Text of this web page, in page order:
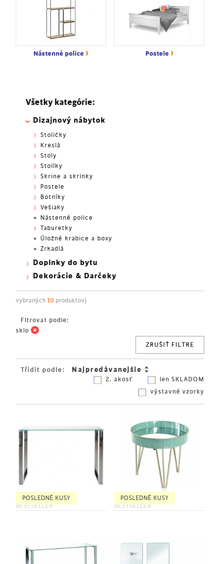
Nástenné police › Postele ›
Všetky kategórie:
Dizajnový nábytok
Stoličky
Kreslá
Stoly
Stolíky
Skrine a skrinky
Postele
Botníky
Vešiaky
Nástenné police
Taburetky
Úložné krabice a boxy
Zrkadlá
Doplnky do bytu
Dekorácie & Darčeky
vybraných 10 produktov)
Fitrovat podle:
sklo
ZRUŠIŤ FILTRE
Třídit podle:
len SKLADOM
2. akosť
výstavné vzorky
POSLEDNÉ KUSY
BESTSELLER
POSLEDNÉ KUSY
BESTSELLER